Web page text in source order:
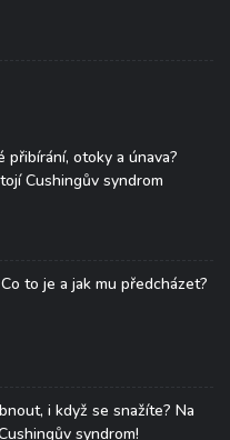
přibírání, otoky a únava?
Cushingův syndrom
to je a jak mu předcházet?
i když se snažíte? Na
syndrom!